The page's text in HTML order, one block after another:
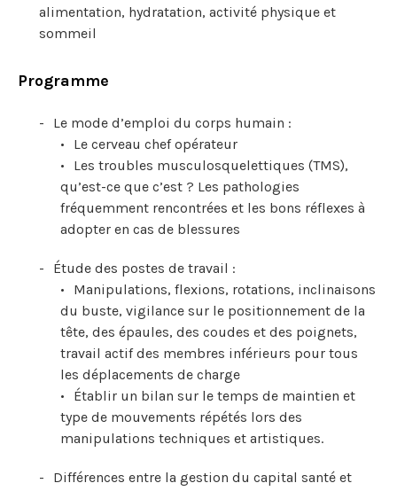
alimentation, hydratation, activité physique et
sommeil
Programme
Le mode d’emploi du corps humain :
Le cerveau chef opérateur
Les troubles musculosquelettiques (TMS),
qu’est-ce que c’est ? Les pathologies
fréquemment rencontrées et les bons réflexes à
adopter en cas de blessures
Étude des postes de travail :
Manipulations, flexions, rotations, inclinaisons
du buste, vigilance sur le positionnement de la
tête, des épaules, des coudes et des poignets,
travail actif des membres inférieurs pour tous
les déplacements de charge
Établir un bilan sur le temps de maintien et
type de mouvements répétés lors des
manipulations techniques et artistiques.
Différences entre la gestion du capital santé et